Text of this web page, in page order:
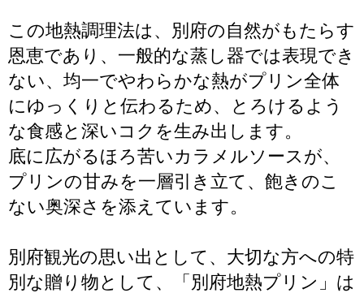
この地熱調理法は、別府の自然がもたらす
恩恵であり、一般的な蒸し器では表現でき
ない、均一でやわらかな熱がプリン全体
にゆっくりと伝わるため、とろけるよう
な食感と深いコクを生み出します。
底に広がるほろ苦いカラメルソースが、
プリンの甘みを一層引き立て、飽きのこ
ない奥深さを添えています。
別府観光の思い出として、大切な方への特
別な贈り物として、「別府地熱プリン」は